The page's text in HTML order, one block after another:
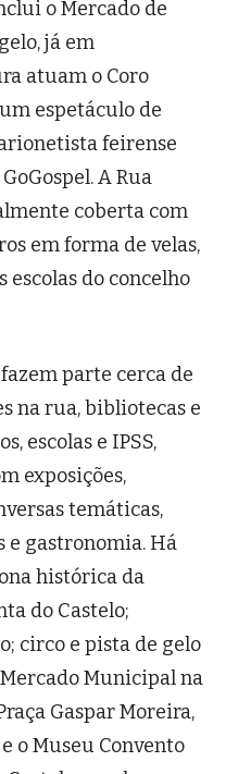
o Mercado de
já em
atuam o Coro
espetáculo de
feirense
A Rua
coberta com
em forma de velas,
escolas do concelho
parte cerca de
na rua, bibliotecas e
escolas e IPSS,
exposições,
temáticas,
e gastronomia. Há
histórica da
do Castelo;
circo e pista de gelo
Municipal na
Gaspar Moreira,
o Museu Convento